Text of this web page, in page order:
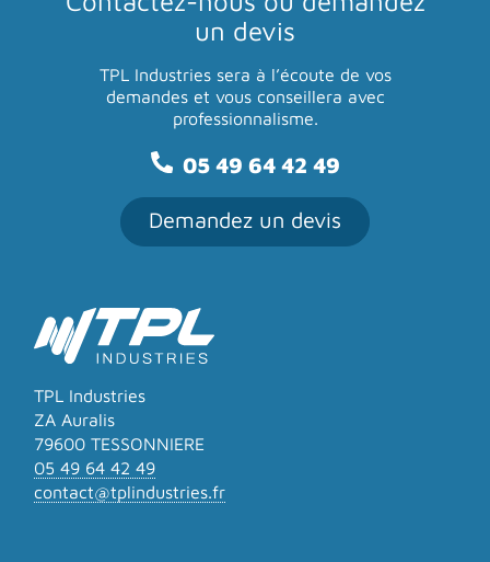
un devis
TPL Industries sera à l’écoute de vos
demandes et vous conseillera avec
professionnalisme.
05 49 64 42 49
Demandez un devis
TPL Industries
ZA Auralis
79600 TESSONNIERE
05 49 64 42 49
contact@tplindustries.fr